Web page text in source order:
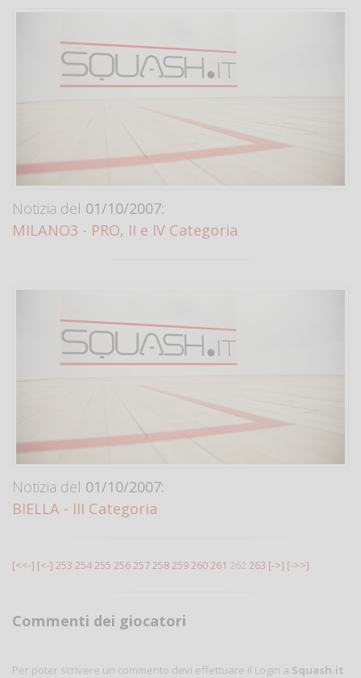
Notizia del 01/10/2007:
MILANO3 - PRO, II e IV Categoria
Notizia del 01/10/2007:
BIELLA - III Categoria
[<<-] [<-] 253 254255 256257258259260261 262 263 [->] [->>]
Commenti dei giocatori
Per poter scrivere un commento devi effettuare il Login a Squash.it